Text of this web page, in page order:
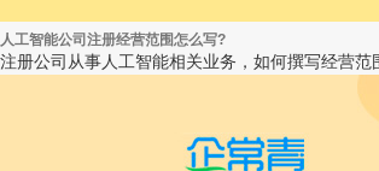
人工智能公司注册经营范围怎么写?
注册公司从事人工智能相关业务，如何撰写经营